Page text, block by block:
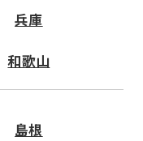
兵庫
和歌山
島根